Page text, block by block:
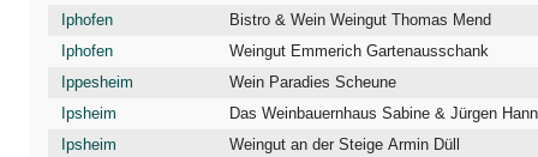
Iphofen
Bistro & Wein Weingut Thomas Mend
Iphofen
Weingut Emmerich Gartenausschank
Ippesheim
Wein Paradies Scheune
Ipsheim
Das Weinbauernhaus Sabine & Jürgen
Ipsheim
Weingut an der Steige Armin Düll